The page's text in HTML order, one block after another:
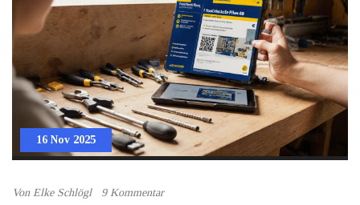
16 Nov 2025
Von Elke Schlögl 9 Kommentar